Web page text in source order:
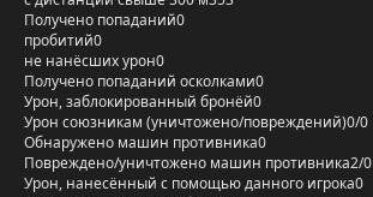
Получено попаданий0
пробитий0
не нанёсших урон0
Получено попаданий осколками0
Урон, заблокированный бронёй0
Урон союзникам (уничтожено/повреждений)0/0
Обнаружено машин противника0
Повреждено/уничтожено машин противника2/0
Урон, нанесённый с помощью данного игрока0